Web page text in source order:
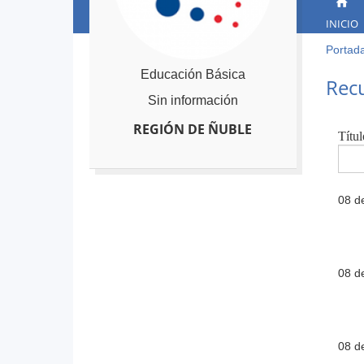
INICIO
está
to
08
08
08
Educación Básica
Sin información
REGIÓN DE ÑUBLE